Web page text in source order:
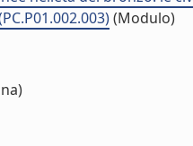
(Modulo)